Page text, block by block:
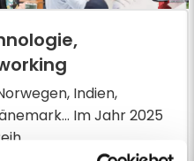
Indien,
Im Jahr 2025